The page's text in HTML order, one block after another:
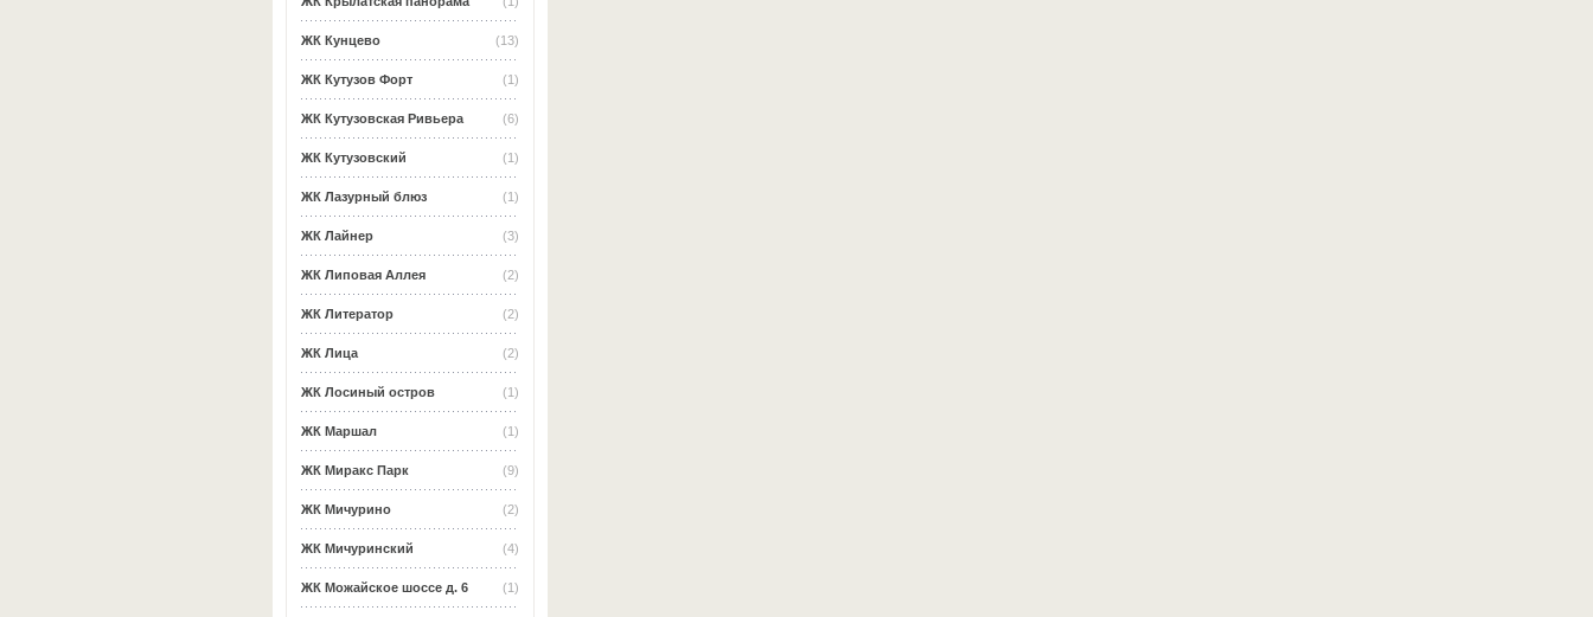
(13)
ЖК Кунцево
(1)
ЖК Кутузов Форт
(6)
ЖК Кутузовская Ривьера
(1)
ЖК Кутузовский
(1)
ЖК Лазурный блюз
(3)
ЖК Лайнер
(2)
ЖК Липовая Аллея
(2)
ЖК Литератор
(2)
ЖК Лица
(1)
ЖК Лосиный остров
(1)
ЖК Маршал
(9)
ЖК Миракс Парк
(2)
ЖК Мичурино
(4)
ЖК Мичуринский
(1)
ЖК Можайское шоссе д. 6